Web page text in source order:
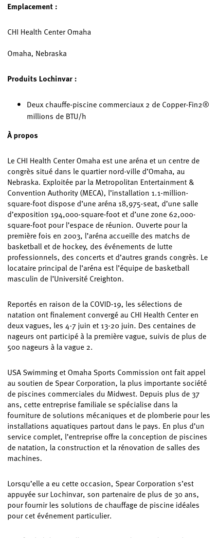
Emplacement :
CHI Health Center Omaha
Omaha, Nebraska
Produits Lochinvar :
Deux chauffe-piscine commerciaux 2 de Copper-Fin2®
millions de BTU/h
À propos
Le CHI Health Center Omaha est une aréna et un centre de
congrès situé dans le quartier nord-ville d’Omaha, au
Nebraska. Exploitée par la Metropolitan Entertainment &
Convention Authority (MECA), l’installation 1.1-million-
square-foot dispose d’une aréna 18,975-seat, d’une salle
d’exposition 194,000-square-foot et d’une zone 62,000-
square-foot pour l’espace de réunion. Ouverte pour la
première fois en 2003, l’aréna accueille des matchs de
basketball et de hockey, des événements de lutte
professionnels, des concerts et d’autres grands congrès. Le
locataire principal de l’aréna est l’équipe de basketball
masculin de l’Université Creighton.
Reportés en raison de la COVID-19, les sélections de
natation ont finalement convergé au CHI Health Center en
deux vagues, les 4-7 juin et 13-20 juin. Des centaines de
nageurs ont participé à la première vague, suivis de plus de
500 nageurs à la vague 2.
USA Swimming et Omaha Sports Commission ont fait appel
au soutien de Spear Corporation, la plus importante société
de piscines commerciales du Midwest. Depuis plus de 37
ans, cette entreprise familiale se spécialise dans la
fourniture de solutions mécaniques et de plomberie pour les
installations aquatiques partout dans le pays. En plus d’un
service complet, l’entreprise offre la conception de piscines
de natation, la construction et la rénovation de salles des
machines.
Lorsqu’elle a eu cette occasion, Spear Corporation s’est
appuyée sur Lochinvar, son partenaire de plus de 30 ans,
pour fournir les solutions de chauffage de piscine idéales
pour cet événement particulier.